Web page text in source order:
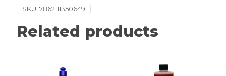
SKU: 7862111350649
Related products